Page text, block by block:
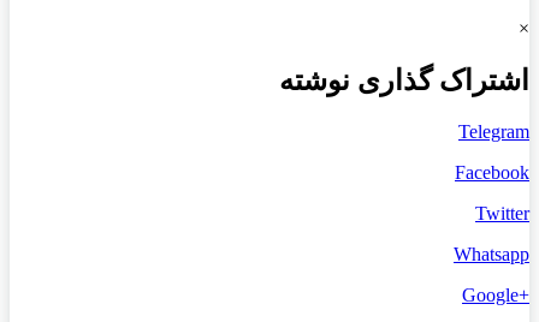
×
اشتراک گذاری نوشته
Telegram
Facebook
Twitter
Whatsapp
+Google